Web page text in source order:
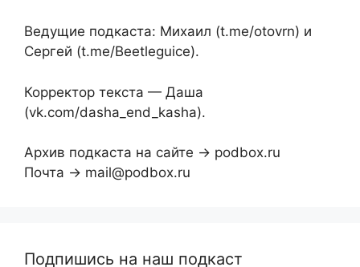
Ведущие подкаста: Михаил (t.me/otovrn) и
Сергей (t.me/Beetleguice).
Корректор текста — Даша
(vk.com/dasha_end_kasha).
Архив подкаста на сайте → podbox.ru
Почта → mail@podbox.ru
Подпишись на наш подкаст